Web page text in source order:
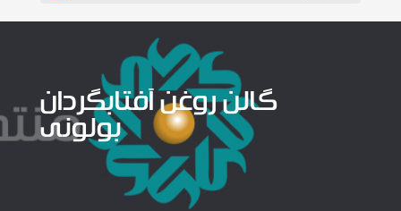
گالن روغن آفتابگردان
بولونی